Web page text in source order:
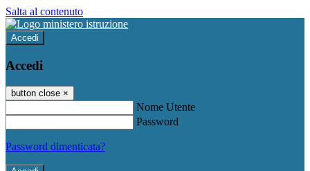
Salta al contenuto
Accedi
Accedi
button close ×
Nome Utente
Password
Password dimenticata?